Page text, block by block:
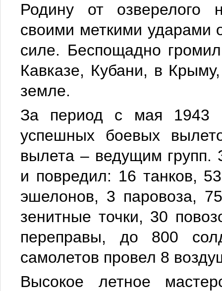
Родину от озверелого
своими меткими ударами
силе. Беспощадно
Кавказе, Кубани, в
земле.
За период с мая 1943
успешных боевых
вылета – ведущим групп.
и повредил: 16 танков,
эшелонов, 3 паровоза,
зенитные точки, 30
переправы, до 800
самолетов провел 8
Высокое летное